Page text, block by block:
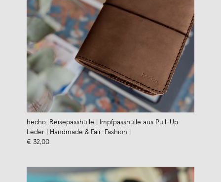
hecho. Reisepasshülle | Impfpasshülle aus Pull-Up
Leder | Handmade & Fair-Fashion |
€ 32,00